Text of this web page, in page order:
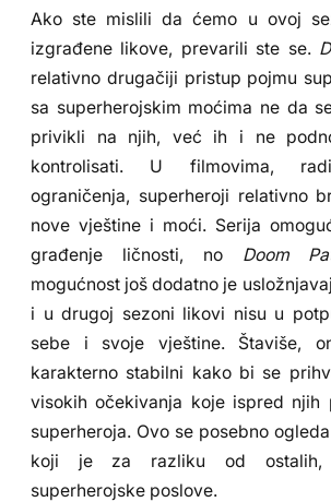
Ako ste mislili da ćemo u ovoj
izgrađene likove, prevarili ste se.
relativno drugačiji pristup pojmu
sa superherojskim moćima ne da
privikli na njih, već ih i ne
kontrolisati. U filmovima,
ograničenja, superheroji relativno
nove vještine i moći. Serija
građenje ličnosti, no Doom
mogućnost još dodatno je
i u drugoj sezoni likovi nisu u
sebe i svoje vještine. Štaviše,
karakterno stabilni kako bi se
visokih očekivanja koje ispred njih
superheroja. Ovo se posebno
koji je za razliku od ostalih,
superherojske poslove.